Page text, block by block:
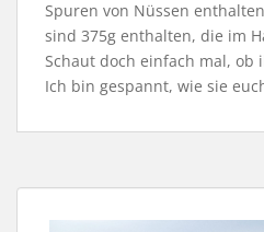
Spuren von Nüssen
sind 375g enthalten, die im
Schaut doch einfach mal, ob
Ich bin gespannt, wie sie